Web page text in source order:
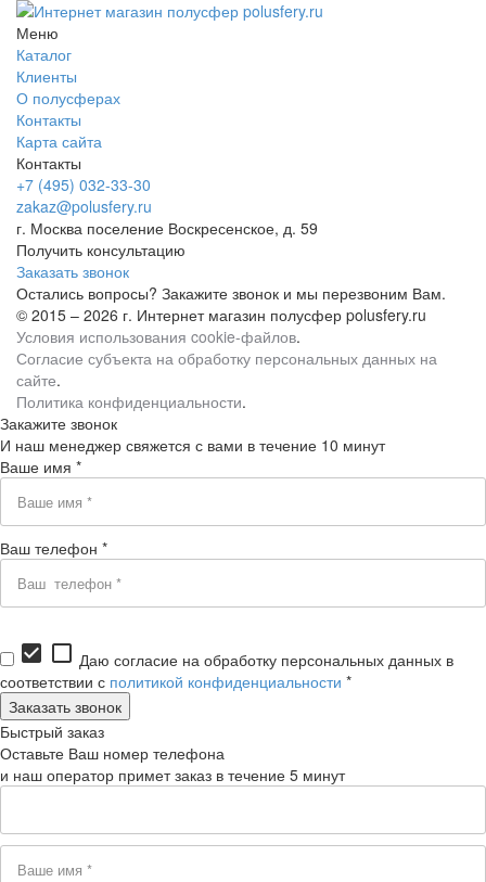
Меню
Каталог
Клиенты
О полусферах
Контакты
Карта сайта
Контакты
+7 (495) 032-33-30
zakaz@polusfery.ru
г. Москва поселение Воскресенское, д. 59
Получить консультацию
Заказать звонок
Остались вопросы? Закажите звонок и мы перезвоним Вам.
© 2015 – 2026 г. Интернет магазин полусфер polusfery.ru
Условия использования cookie-файлов.
Согласие субъекта на обработку персональных данных на
сайте.
Политика конфиденциальности.
Закажите звонок
И наш менеджер свяжется с вами в течение 10 минут
Ваше имя *
Ваш телефон *
check_box check_box_outline_blank Даю согласие на обработку персональных данных в
соответствии с политикой конфиденциальности *
Быстрый заказ
Оставьте Ваш номер телефона
и наш оператор примет заказ в течение 5 минут